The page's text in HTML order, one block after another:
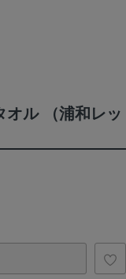
オル （浦和レッ